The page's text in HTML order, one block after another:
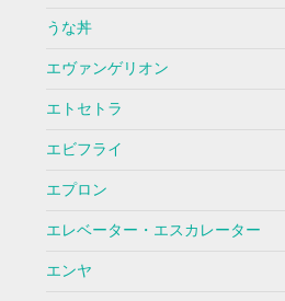
うな丼
エヴァンゲリオン
エトセトラ
エビフライ
エプロン
エレベーター・エスカレーター
エンヤ